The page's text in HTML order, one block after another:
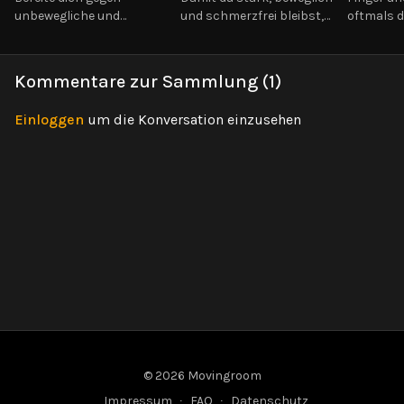
unbewegliche und
vor. Alle
werden trainiert,
und schmerzfrei bleibst,
Winkeln deine
vorbereiten.
oftmals
Kommentare zur Sammlung (1)
Einloggen um die Konversation einzusehen
© 2026 Movingroom
Impressum ∙ FAQ ∙ Datenschutz